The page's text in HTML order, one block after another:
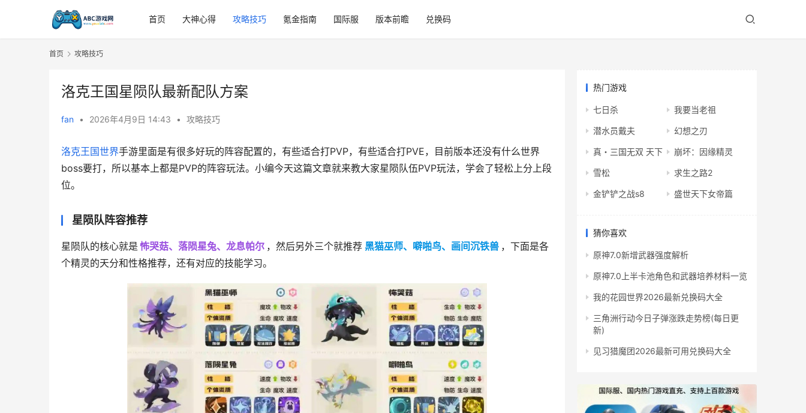
首页 大神心得 攻略技巧 氪金指南 国际服 版本前瞻 兑换码
首页 攻略技巧
洛克王国星陨队最新配队方案
fan • 2026年4月9日 14:43 • 攻略技巧
洛克王国世界手游里面是有很多好玩的阵容配置的，有些适合打PVP，有些适合打PVE，目前版本还没有什么世界
boss要打，所以基本上都是PVP的阵容玩法。小编今天这篇文章就来教大家星陨队伍PVP玩法，学会了轻松上分上段
位。
星陨队阵容推荐
星陨队的核心就是 怖哭菇、落陨星兔、龙息帕尔 ，然后另外三个就推荐 黑猫巫师、噼啪鸟、画间沉铁兽 ，下面是各
个精灵的天分和性格推荐，还有对应的技能学习。
热门游戏
七日杀 我要当老祖
潜水员戴夫 幻想之刃
真・三国无双 天下 崩坏：因缘精灵
雪松 求生之路2
金铲铲之战s8 盛世天下女帝篇
猜你喜欢
原神7.0新增武器强度解析
原神7.0上半卡池角色和武器培养材料一览
我的花园世界2026最新兑换码大全
三角洲行动今日子弹涨跌走势榜(每日更
新)
见习猎魔团2026最新可用兑换码大全